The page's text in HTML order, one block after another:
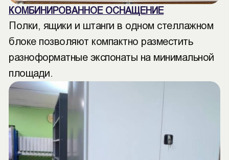
КОМБИНИРОВАННОЕ ОСНАЩЕНИЕ
Полки, ящики и штанги в одном стеллажном
блоке позволяют компактно разместить
разноформатные экспонаты на минимальной
площади.